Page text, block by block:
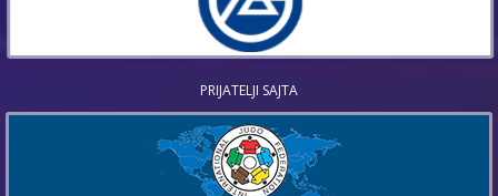
PRIJATELJI SAJTA